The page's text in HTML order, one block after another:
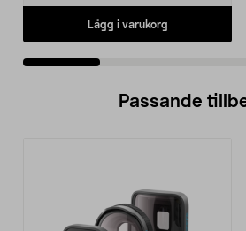
Lägg i varukorg
Passande